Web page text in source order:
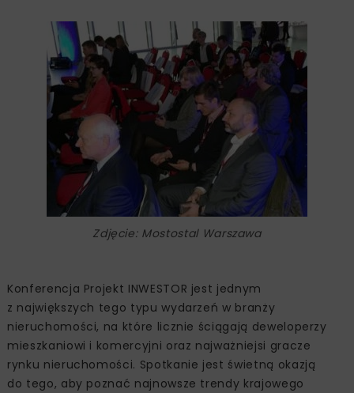
Zdjęcie: Mostostal Warszawa
Konferencja Projekt INWESTOR jest jednym
z największych tego typu wydarzeń w branży
nieruchomości, na które licznie ściągają deweloperzy
mieszkaniowi i komercyjni oraz najważniejsi gracze
rynku nieruchomości. Spotkanie jest świetną okazją
do tego, aby poznać najnowsze trendy krajowego